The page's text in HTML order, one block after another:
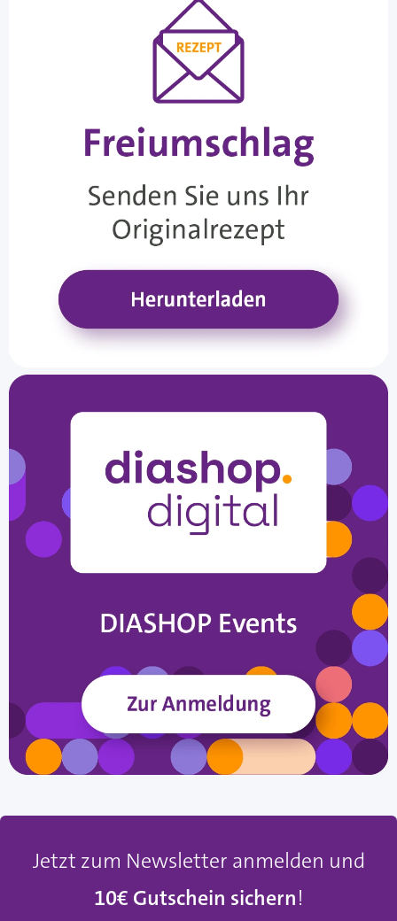
Jetzt zum Newsletter anmelden und
10€ Gutschein sichern!